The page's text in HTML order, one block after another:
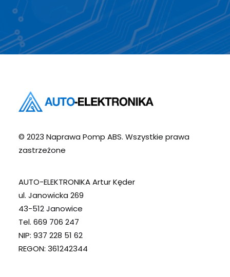
© 2023 Naprawa Pomp ABS. Wszystkie prawa
zastrzeżone
AUTO-ELEKTRONIKA Artur Kęder
ul. Janowicka 269
43-512 Janowice
Tel. 669 706 247
NIP: 937 228 51 62
REGON: 361242344